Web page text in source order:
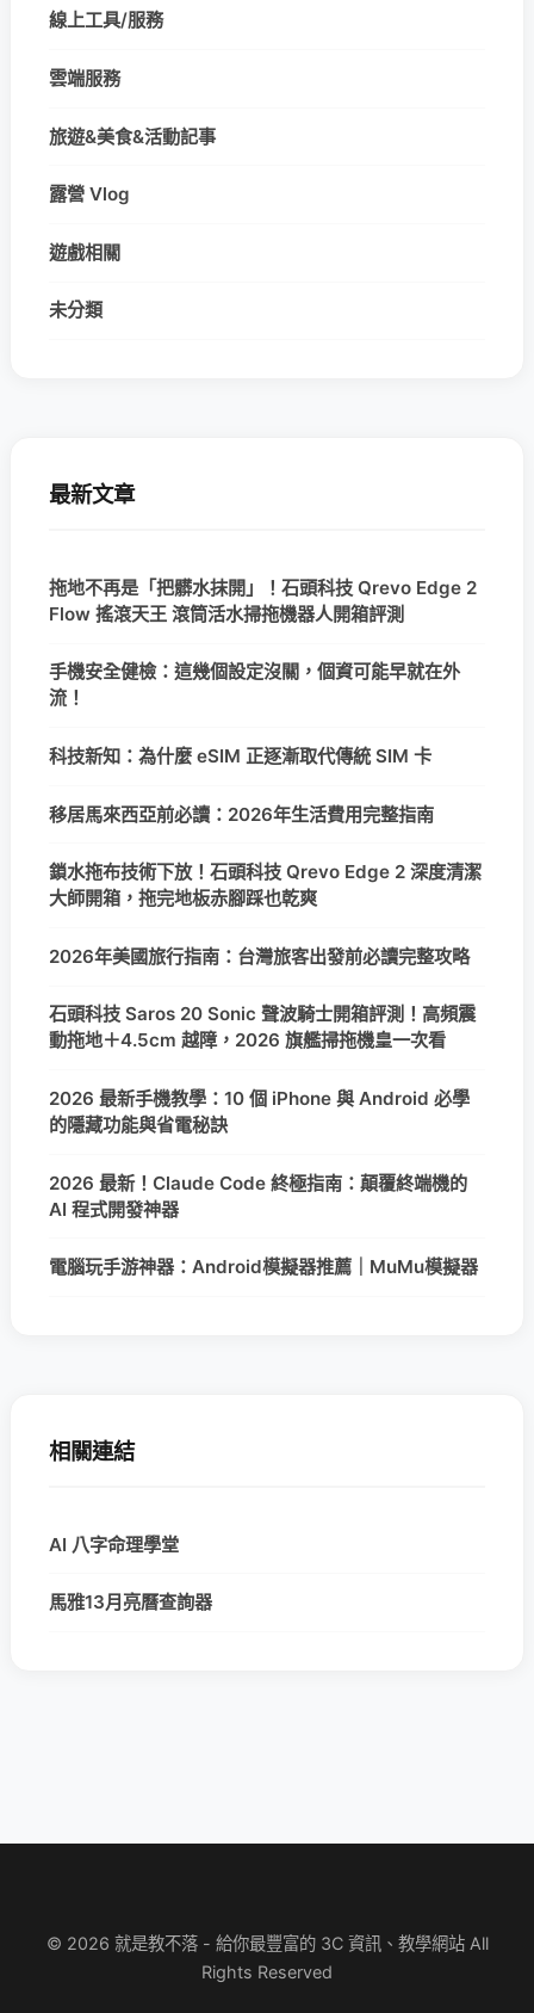
線上工具/服務
雲端服務
旅遊&美食&活動記事
露營 Vlog
遊戲相關
未分類
最新文章
拖地不再是「把髒水抹開」！石頭科技 Qrevo Edge 2
Flow 搖滾天王 滾筒活水掃拖機器人開箱評測
手機安全健檢：這幾個設定沒關，個資可能早就在外
流！
科技新知：為什麼 eSIM 正逐漸取代傳統 SIM 卡
移居馬來西亞前必讀：2026年生活費用完整指南
鎖水拖布技術下放！石頭科技 Qrevo Edge 2 深度清潔
大師開箱，拖完地板赤腳踩也乾爽
2026年美國旅行指南：台灣旅客出發前必讀完整攻略
石頭科技 Saros 20 Sonic 聲波騎士開箱評測！高頻震
動拖地＋4.5cm 越障，2026 旗艦掃拖機皇一次看
2026 最新手機教學：10 個 iPhone 與 Android 必學
的隱藏功能與省電秘訣
2026 最新！Claude Code 終極指南：顛覆終端機的
AI 程式開發神器
電腦玩手游神器：Android模擬器推薦｜MuMu模擬器
相關連結
AI 八字命理學堂
馬雅13月亮曆查詢器
© 2026 就是教不落 - 給你最豐富的 3C 資訊、教學網站 All
Rights Reserved